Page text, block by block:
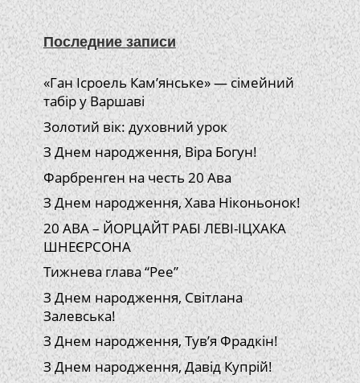
Последние записи
«Ган Ісроель Кам’янське» — сімейний
табір у Варшаві
Золотий вік: духовний урок
З Днем народження, Віра Богун!
Фарбренген на честь 20 Ава
З Днем народження, Хава Ніконьонок!
20 АВА – ЙОРЦАЙТ РАБІ ЛЕВІ-ІЦХАКА
ШНЕЄРСОНА
Тижнева глава “Рее”
З Днем народження, Світлана
Залевська!
З Днем народження, Тув’я Фрадкін!
З Днем народження, Давід Купрій!